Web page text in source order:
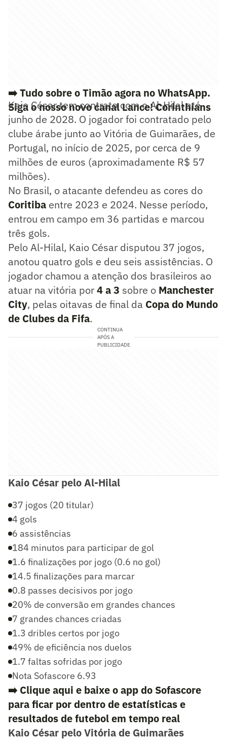
➡️ Tudo sobre o Timão agora no WhatsApp.
Siga o nosso novo canal Lance! Corinthians
Kaio César tem contrato com o Al-Hilal até
junho de 2028. O jogador foi contratado pelo
clube árabe junto ao Vitória de Guimarães, de
Portugal, no início de 2025, por cerca de 9
milhões de euros (aproximadamente R$ 57
milhões).
No Brasil, o atacante defendeu as cores do
Coritiba entre 2023 e 2024. Nesse período,
entrou em campo em 36 partidas e marcou
três gols.
Pelo Al-Hilal, Kaio César disputou 37 jogos,
anotou quatro gols e deu seis assistências. O
jogador chamou a atenção dos brasileiros ao
atuar na vitória por4 a 3 sobre o Manchester
City, pelas oitavas de final da Copa do Mundo
de Clubes da Fifa.
CONTINUA
APÓS A
PUBLICIDADE
Kaio César pelo Al-Hilal
37 jogos (20 titular)
4 gols
6 assistências
184 minutos para participar de gol
1.6 finalizações por jogo (0.6 no gol)
14.5 finalizações para marcar
0.8 passes decisivos por jogo
20% de conversão em grandes chances
7 grandes chances criadas
1.3 dribles certos por jogo
49% de eficiência nos duelos
1.7 faltas sofridas por jogo
Nota Sofascore 6.93
➡️ Clique aqui e baixe o app do Sofascore
para ficar por dentro de estatísticas e
resultados de futebol em tempo real
Kaio César pelo Vitória de Guimarães